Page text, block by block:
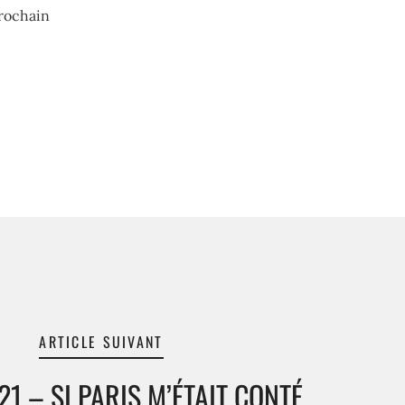
ARTICLE SUIVANT
– SI PARIS M’ÉTAIT CONTÉ